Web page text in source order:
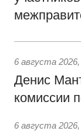
6 августа 2026,
Денис
комиссии
6 августа 2026,